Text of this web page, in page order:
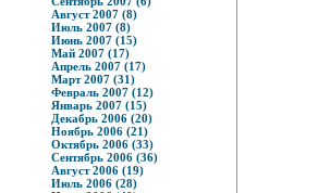
Август 2007 (8)
Июль 2007 (8)
Июнь 2007 (15)
Май 2007 (17)
Апрель 2007 (17)
Март 2007 (31)
Февраль 2007 (12)
Январь 2007 (15)
Декабрь 2006 (20)
Ноябрь 2006 (21)
Октябрь 2006 (33)
Сентябрь 2006 (36)
Август 2006 (19)
Июль 2006 (28)